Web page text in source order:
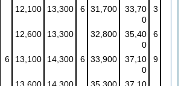
12,100 13,300 6 31,700
33,70
0
3
12,600 13,300 32,800
35,40
0
6
6 13,100 14,300 6 33,900
37,10
0
9